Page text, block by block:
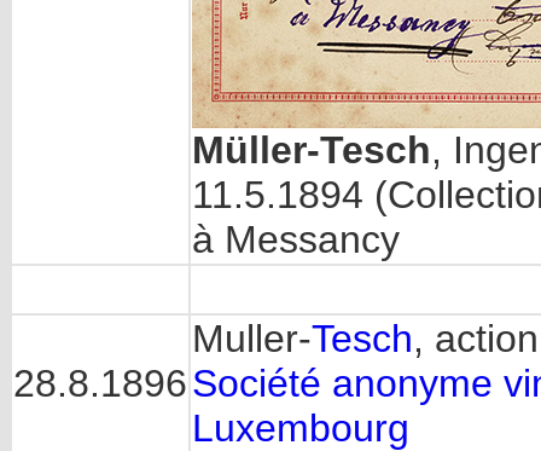
Müller-Tesch,
11.5.1894
à Messancy
28.8.1896
Muller-Tesch,
Société anonyme
Luxembourg